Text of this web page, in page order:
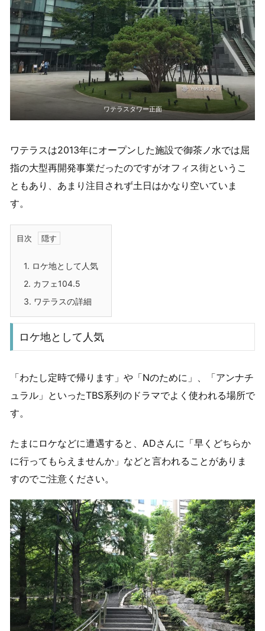
ワテラスタワー正面
ワテラスは2013年にオープンした施設で御茶ノ水では屈
指の大型再開発事業だったのですがオフィス街というこ
ともあり、あまり注目されず土日はかなり空いていま
す。
目次
1. ロケ地として人気
2. カフェ104.5
3. ワテラスの詳細
ロケ地として人気
「わたし定時で帰ります」や「Nのために」、「アンナチ
ュラル」といったTBS系列のドラマでよく使われる場所で
す。
たまにロケなどに遭遇すると、ADさんに「早くどちらか
に行ってもらえませんか」などと言われることがありま
すのでご注意ください。